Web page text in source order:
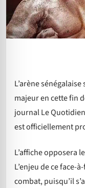
L’arène
majeur en cette fin
journal Le
est officiellement
L’affiche opposera
L’enjeu de ce face-
combat, puisqu’il